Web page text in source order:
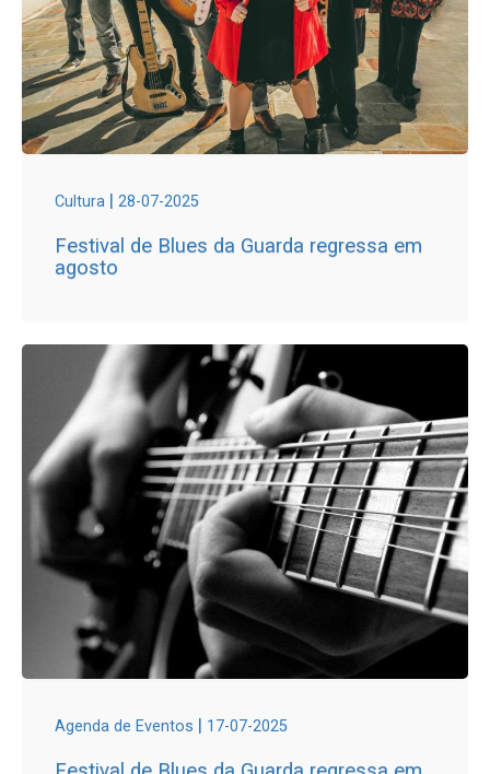
Cultura | 28-07-2025
Festival de Blues da Guarda regressa em
agosto
Agenda de Eventos | 17-07-2025